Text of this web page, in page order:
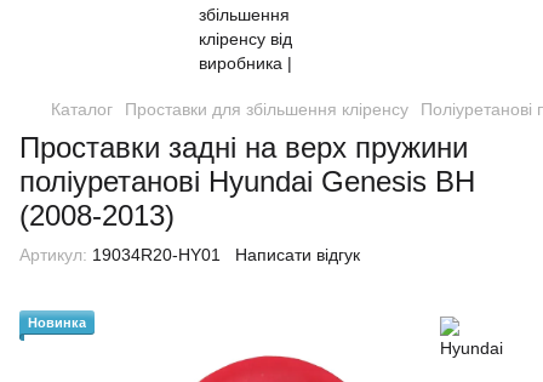
Каталог Проставки для збільшення кліренсу Поліуретанові
Проставки задні на верх пружини
поліуретанові Hyundai Genesis BH
(2008-2013)
Артикул: 19034R20-HY01 Написати відгук
Новинка